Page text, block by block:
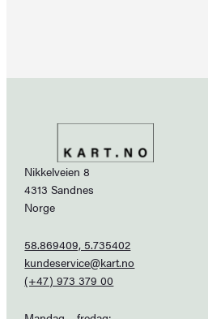
Nikkelveien 8
4313 Sandnes
Norge
58.869409, 5.735402
kundeservice@kart.no
(+47) 973 379 00